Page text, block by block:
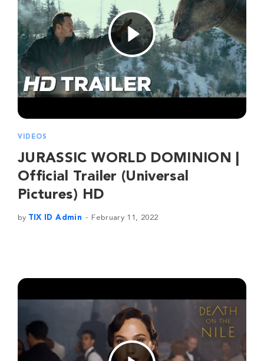
VIDEOS
JURASSIC WORLD DOMINION |
Official Trailer (Universal
Pictures) HD
by TIX ID Admin February 11, 2022